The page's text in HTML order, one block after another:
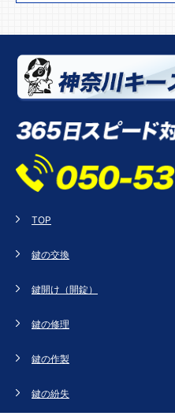
TOP
鍵の交換
鍵開け（開錠）
鍵の修理
鍵の作製
鍵の紛失